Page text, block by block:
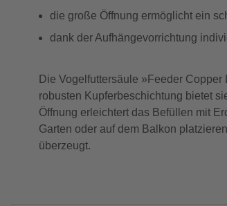
die große Öffnung ermöglicht ein
dank der Aufhängevorrichtung
Die Vogelfuttersäule »Feeder
robusten Kupferbeschichtung bietet
Öffnung erleichtert das Befüllen mit
Garten oder auf dem Balkon
überzeugt.